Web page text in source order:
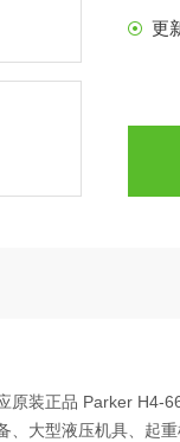
更
装正品 Parker H4-
大型液压机具、起